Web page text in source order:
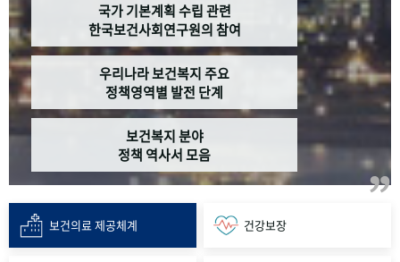
국가 기본계획 수립 관련
한국보건사회연구원의 참여
우리나라 보건복지 주요
정책영역별 발전 단계
보건복지 분야
정책 역사서 모음
보건의료 제공체계 건강보장